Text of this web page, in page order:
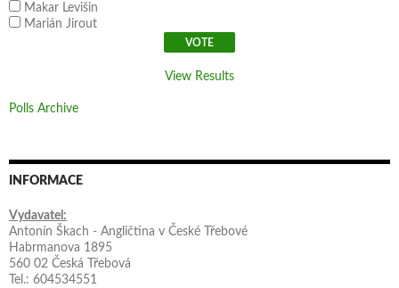
Makar Levišin
Marián Jirout
View Results
Polls Archive
INFORMACE
Vydavatel:
Antonín Škach - Angličtina v České Třebové
Habrmanova 1895
560 02 Česká Třebová
Tel.: 604534551